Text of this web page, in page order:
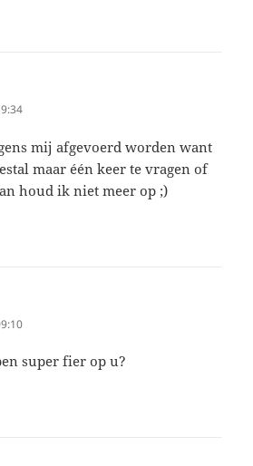
mij afgevoerd worden want
maar één keer te vragen of
houd ik niet meer op ;)
super fier op u?